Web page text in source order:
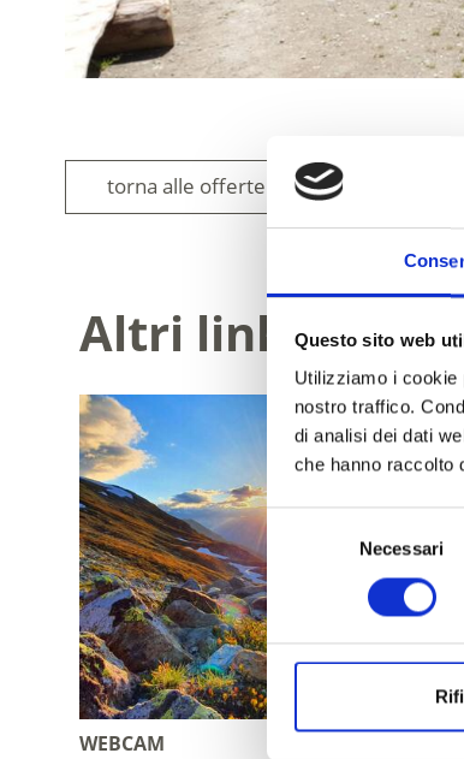
Questo sito web
Utilizziamo i cookie
nostro traffico.
di analisi dei dati
che hanno raccolto
Selezione
consenso
Necessari
torna alle offerte
Altri link
WEBCAM